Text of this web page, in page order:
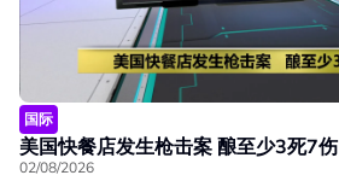
国际
美国快餐店发生枪击案 酿至少3死7伤
02/08/2026